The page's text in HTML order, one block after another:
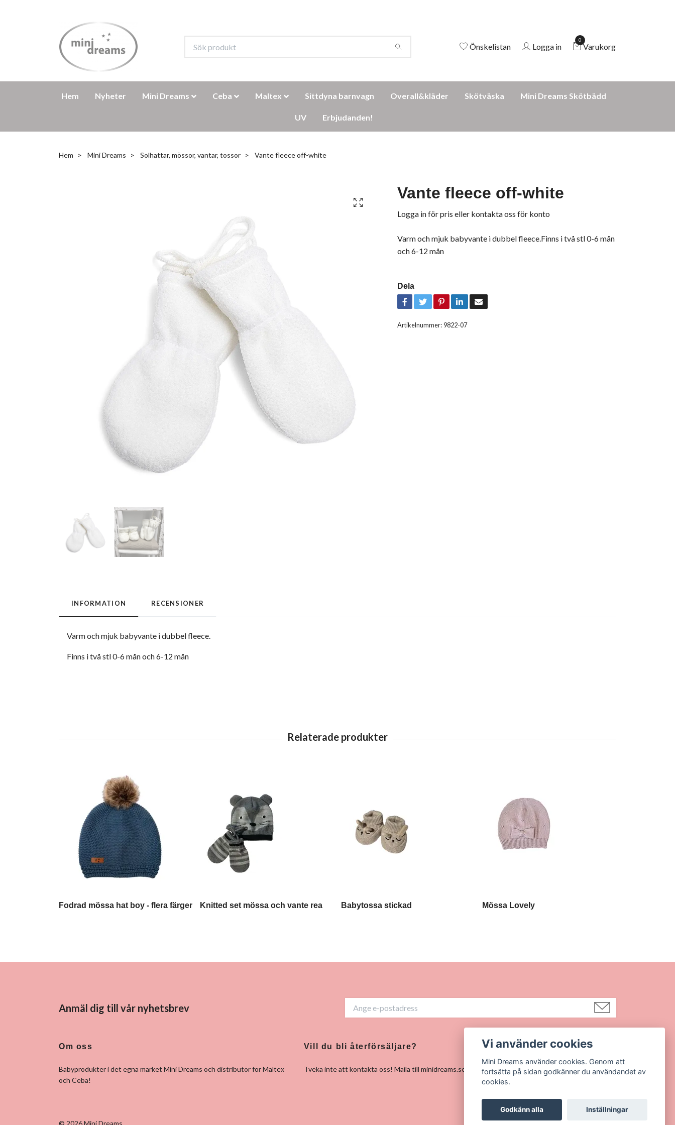
Önskelistan Logga in
0
Varukorg
Hem Nyheter Mini Dreams Ceba Maltex Sittdyna barnvagn Overall&kläder Skötväska Mini Dreams Skötbädd
UV Erbjudanden!
Hem Mini Dreams Solhattar, mössor, vantar, tossor Vante fleece off-white
Vante fleece off-white
Logga in för pris eller kontakta oss för konto
Varm och mjuk babyvante i dubbel fleece.Finns i två stl 0-6 mån
och 6-12 mån
Dela
Artikelnummer:9822-07
INFORMATION RECENSIONER
Varm och mjuk babyvante i dubbel fleece.
Finns i två stl 0-6 mån och 6-12 mån
Fodrad mössa hat boy - flera färger Knitted set mössa och vante rea Babytossa stickad Mössa Lovely
Anmäl dig till vår nyhetsbrev
Om oss
Babyprodukter i det egna märket Mini Dreams och distributör för Maltex
och Ceba!
Vill du bli återförsäljare?
Tveka inte att kontakta oss! Maila till minidreams.se@gmail.com
Sociala medier
Instagram
Vi använder cookies
Mini Dreams använder cookies. Genom att
fortsätta på sidan godkänner du användandet av
cookies.
Godkänn alla Inställningar